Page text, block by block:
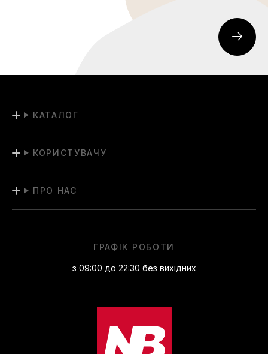
КАТАЛОГ
КОРИСТУВАЧУ
ПРО НАС
ГРАФІК РОБОТИ
з 09:00 до 22:30 без вихідних